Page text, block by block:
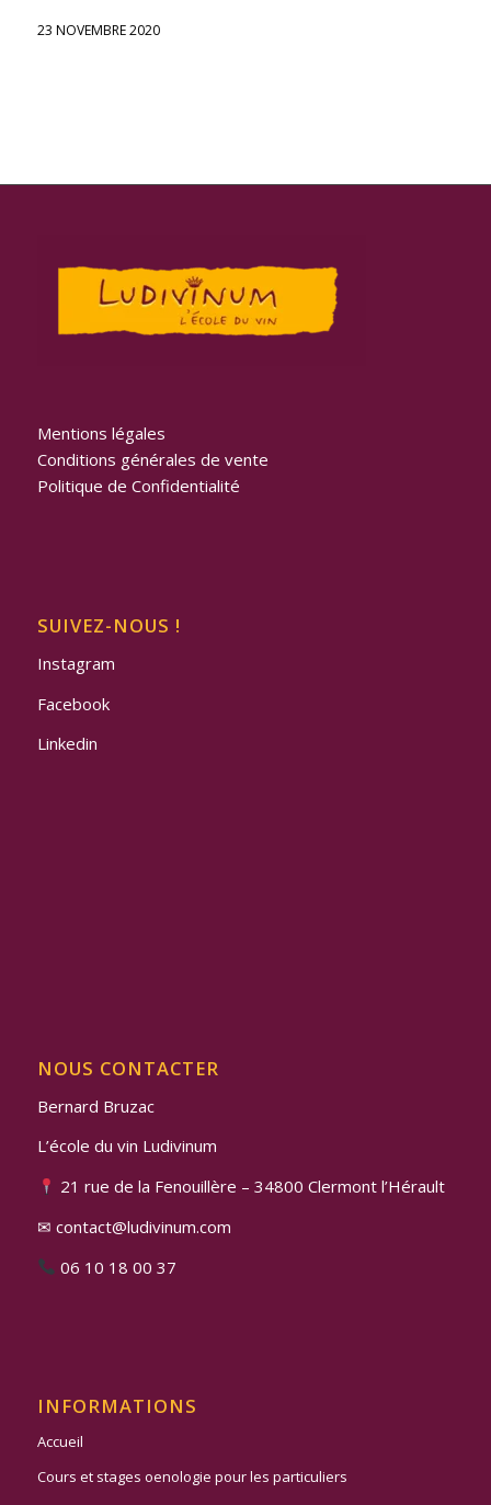
23 NOVEMBRE 2020
Mentions légales
Conditions générales de vente
Politique de Confidentialité
SUIVEZ-NOUS !
Instagram
Facebook
Linkedin
NOUS CONTACTER
Bernard Bruzac
L’école du vin Ludivinum
21 rue de la Fenouillère – 34800 Clermont l’Hérault
✉ contact@ludivinum.com
06 10 18 00 37
INFORMATIONS
Accueil
Cours et stages oenologie pour les particuliers